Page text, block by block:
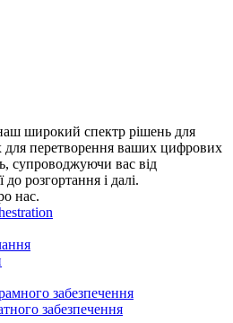
широкий спектр рішень для
для перетворення ваших цифрових
супроводжуючи вас від
до розгортання і далі.
нас.
забезпечення
забезпечення